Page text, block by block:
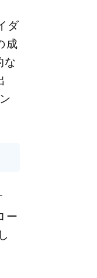
ダ
成
な
ー